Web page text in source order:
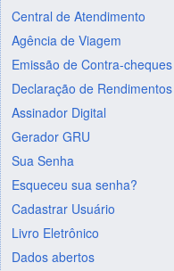
Central de Atendimento
Agência de Viagem
Emissão de Contra-cheques
Declaração de Rendimentos
Assinador Digital
Gerador GRU
Sua Senha
Esqueceu sua senha?
Cadastrar Usuário
Livro Eletrônico
Dados abertos